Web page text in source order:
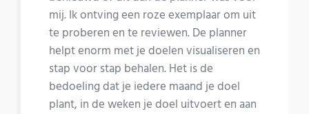
mij. Ik ontving een roze exemplaar om uit
te proberen en te reviewen. De planner
helpt enorm met je doelen visualiseren en
stap voor stap behalen. Het is de
bedoeling dat je iedere maand je doel
plant, in de weken je doel uitvoert en aan